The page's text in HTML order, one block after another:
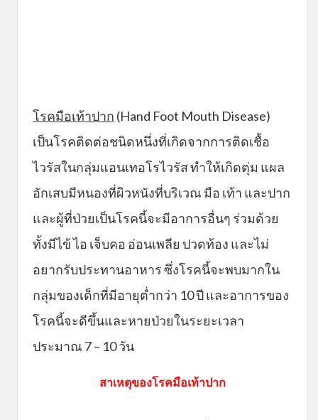
โรคมือเท้าปาก (Hand Foot Mouth Disease)
เป็นโรคติดต่อชนิดหนึ่งที่เกิดจากการติดเชื้อ
ไวรัสในกลุ่มแอนเทอโรไวรัส ทำให้เกิดตุ่ม แผล
อักเสบมีหนองที่ผิวหนังที่บริเวณ มือ เท้า และปาก
และผู้ที่ป่วยเป็นโรคนี้จะมีอาการอื่นๆ ร่วมด้วย
ทั้งมีไข้ ไอ เจ็บคอ อ่อนเพลีย ปวดท้อง และไม่
อยากรับประทานอาหาร ซึ่งโรคนี้จะพบมากใน
กลุ่มของเด็กที่มีอายุต่ำกว่า 10 ปี และอาการของ
โรคนี้จะดีขึ้นและหายป่วยในระยะเวลา
ประมาณ 7 – 10 วัน
สาเหตุของโรคมือเท้าปาก